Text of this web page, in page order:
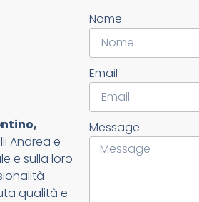
Andrea e
e sulla loro
qualità e
Nome
Email
Message